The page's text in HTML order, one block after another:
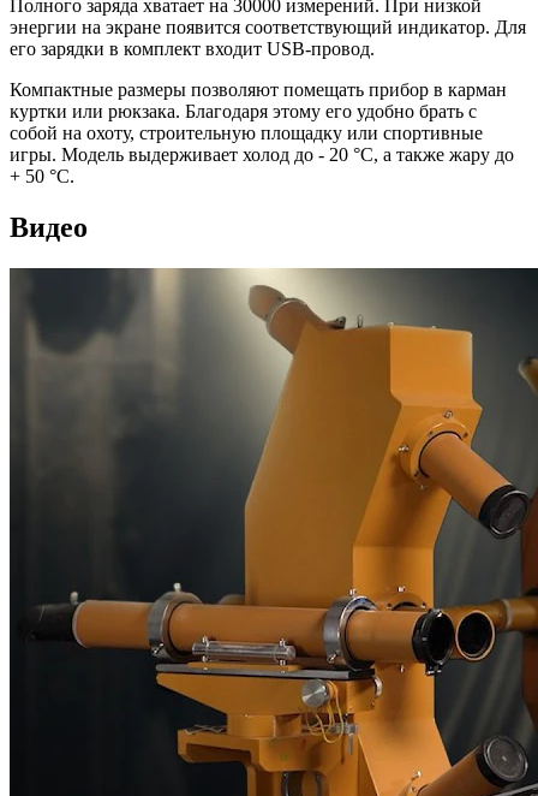
Полного заряда хватает на 30000 измерений. При низкой
энергии на экране появится соответствующий индикатор. Для
его зарядки в комплект входит USB-провод.
Компактные размеры позволяют помещать прибор в карман
куртки или рюкзака. Благодаря этому его удобно брать с
собой на охоту, строительную площадку или спортивные
игры. Модель выдерживает холод до - 20 °C, а также жару до
+ 50 °C.
Видео